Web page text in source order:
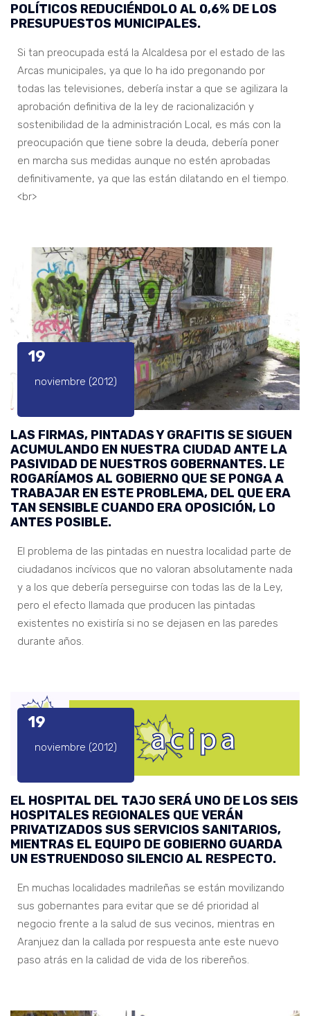
POLÍTICOS REDUCIÉNDOLO AL 0,6% DE LOS
PRESUPUESTOS MUNICIPALES.
Si tan preocupada está la Alcaldesa por el estado de las
Arcas municipales, ya que lo ha ido pregonando por
todas las televisiones, debería instar a que se agilizara la
aprobación definitiva de la ley de racionalización y
sostenibilidad de la administración Local, es más con la
preocupación que tiene sobre la deuda, debería poner
en marcha sus medidas aunque no estén aprobadas
definitivamente, ya que las están dilatando en el tiempo.
<br>
19
noviembre (2012)
LAS FIRMAS, PINTADAS Y GRAFITIS SE SIGUEN
ACUMULANDO EN NUESTRA CIUDAD ANTE LA
PASIVIDAD DE NUESTROS GOBERNANTES. LE
ROGARÍAMOS AL GOBIERNO QUE SE PONGA A
TRABAJAR EN ESTE PROBLEMA, DEL QUE ERA
TAN SENSIBLE CUANDO ERA OPOSICIÓN, LO
ANTES POSIBLE.
El problema de las pintadas en nuestra localidad parte de
ciudadanos incívicos que no valoran absolutamente nada
y a los que debería perseguirse con todas las de la Ley,
pero el efecto llamada que producen las pintadas
existentes no existiría si no se dejasen en las paredes
durante años.
19
noviembre (2012)
EL HOSPITAL DEL TAJO SERÁ UNO DE LOS SEIS
HOSPITALES REGIONALES QUE VERÁN
PRIVATIZADOS SUS SERVICIOS SANITARIOS,
MIENTRAS EL EQUIPO DE GOBIERNO GUARDA
UN ESTRUENDOSO SILENCIO AL RESPECTO.
En muchas localidades madrileñas se están movilizando
sus gobernantes para evitar que se dé prioridad al
negocio frente a la salud de sus vecinos, mientras en
Aranjuez dan la callada por respuesta ante este nuevo
paso atrás en la calidad de vida de los ribereños.